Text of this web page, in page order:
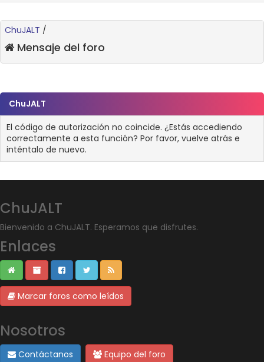
ChuJALT /
Mensaje del foro
ChuJALT
El código de autorización no coincide. ¿Estás accediendo
correctamente a esta función? Por favor, vuelve atrás e
inténtalo de nuevo.
ChuJALT
Bienvenido a ChuJALT. Esperamos que disfrutes.
Enlaces
Marcar foros como leídos
Nosotros
Contáctanos Equipo del foro